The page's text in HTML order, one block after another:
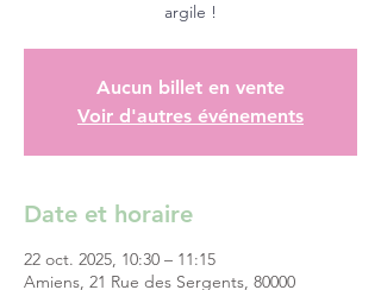
argile !
Aucun billet en vente
Voir d'autres événements
Date et horaire
22 oct. 2025, 10:30 – 11:15
Amiens, 21 Rue des Sergents, 80000